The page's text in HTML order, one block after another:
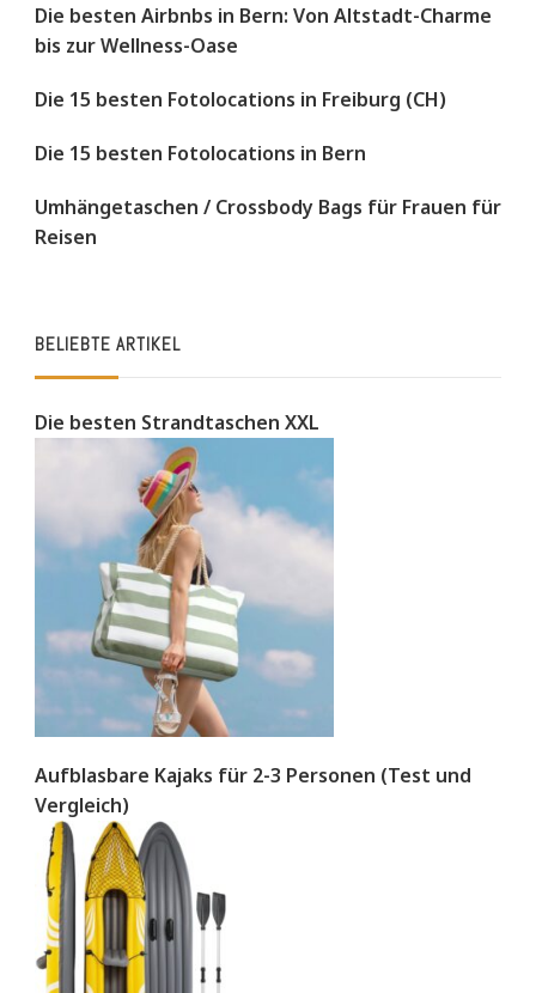
Die besten Airbnbs in Bern: Von Altstadt-Charme
bis zur Wellness-Oase
Die 15 besten Fotolocations in Freiburg (CH)
Die 15 besten Fotolocations in Bern
Umhängetaschen / Crossbody Bags für Frauen für
Reisen
BELIEBTE ARTIKEL
Die besten Strandtaschen XXL
Aufblasbare Kajaks für 2-3 Personen (Test und
Vergleich)